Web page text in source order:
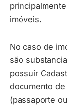
imóveis.
No caso de
são
possuir
documento
(passaporte